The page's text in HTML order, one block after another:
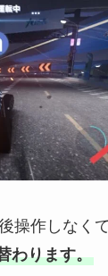
操作しなく
わります。